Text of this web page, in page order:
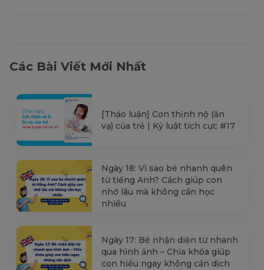
Các Bài Viết Mới Nhất
[Thảo luận] Cơn thịnh nộ (ăn
vạ) của trẻ | Kỷ luật tích cực #17
Ngày 18: Vì sao bé nhanh quên
từ tiếng Anh? Cách giúp con
nhớ lâu mà không cần học
nhiều
Ngày 17: Bé nhận diện từ nhanh
qua hình ảnh – Chìa khóa giúp
con hiểu ngay không cần dịch